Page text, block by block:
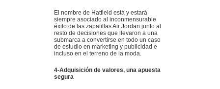
El nombre de Hatfield está y estará
siempre asociado al inconmensurable
éxito de las zapatillas Air Jordan junto al
resto de decisiones que llevaron a una
submarca a convertirse en todo un caso
de estudio en marketing y publicidad e
incluso en el terreno de la moda.
4-Adquisición de valores, una apuesta
segura